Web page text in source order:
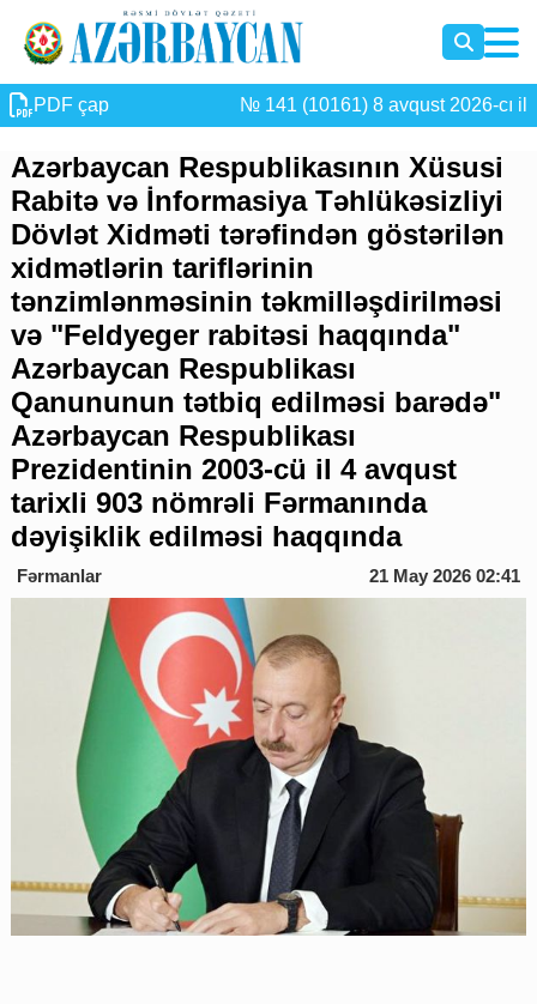
PDF çap № 141 (10161) 8 avqust 2026-cı il
Azərbaycan Respublikasının Xüsusi
Rabitə və İnformasiya Təhlükəsizliyi
Dövlət Xidməti tərəfindən göstərilən
xidmətlərin tariflərinin
tənzimlənməsinin təkmilləşdirilməsi
və "Feldyeger rabitəsi haqqında"
Azərbaycan Respublikası
Qanununun tətbiq edilməsi barədə"
Azərbaycan Respublikası
Prezidentinin 2003-cü il 4 avqust
tarixli 903 nömrəli Fərmanında
dəyişiklik edilməsi haqqında
Fərmanlar 21 May 2026 02:41